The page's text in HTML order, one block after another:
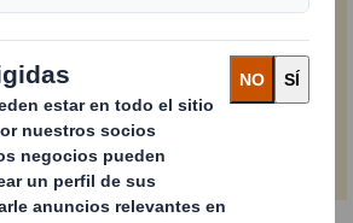
Enviar